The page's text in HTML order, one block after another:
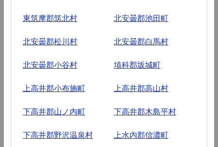
東筑摩郡筑北村 北安曇郡池田町
北安曇郡松川村 北安曇郡白馬村
北安曇郡小谷村 埴科郡坂城町
上高井郡小布施町 上高井郡高山村
下高井郡山ノ内町 下高井郡木島平村
下高井郡野沢温泉村 上水内郡信濃町